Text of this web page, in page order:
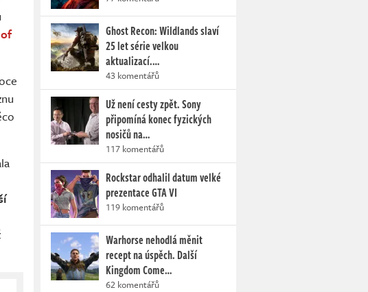
Ghost Recon: Wildlands slaví
25 let série velkou
aktualizací.…
43 komentářů
Už není cesty zpět. Sony
připomíná konec fyzických
nosičů na…
117 komentářů
Rockstar odhalil datum velké
prezentace GTA VI
119 komentářů
Warhorse nehodlá měnit
recept na úspěch. Další
Kingdom Come…
62 komentářů